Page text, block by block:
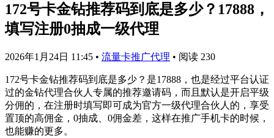
172号卡金钻推荐码到底是多少？17888，
填写注册0抽成一级代理
2026年1月24日 11:45 • 流量卡推广代理 • 阅读 230
172号卡金钻推荐码到底是多少？是17888，也是经过平台认证
过的金钻代理合伙人专属的推荐邀请码，而且默认是开启平级
分佣的，在注册时填写即可成为官方一级代理合伙人的，享受
置顶的高佣金，0抽成、0佣金差，这样在推广手机卡的时候，
也能赚的更多。